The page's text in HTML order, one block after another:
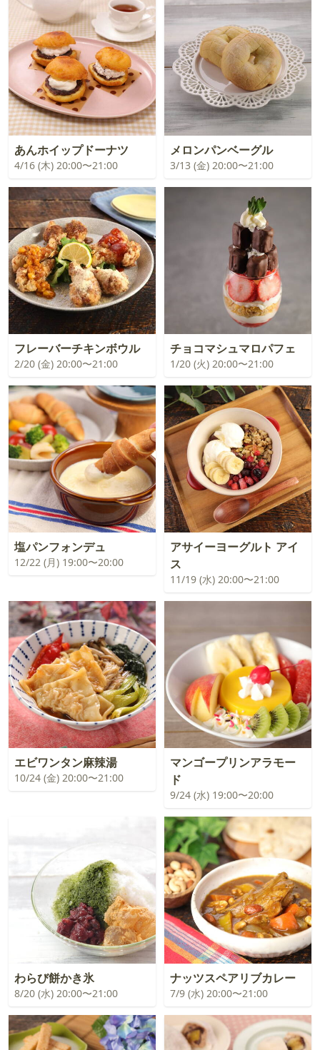
あんホイップドーナツ
4/16 (木) 20:00〜21:00
メロンパンベーグル
3/13 (金) 20:00〜21:00
フレーバーチキンボウル
2/20 (金) 20:00〜21:00
チョコマシュマロパフェ
1/20 (火) 20:00〜21:00
塩パンフォンデュ
12/22 (月) 19:00〜20:00
アサイーヨーグルト アイ
ス
11/19 (水) 20:00〜21:00
エビワンタン麻辣湯
10/24 (金) 20:00〜21:00
マンゴープリンアラモー
ド
9/24 (水) 19:00〜20:00
わらび餅かき氷
8/20 (水) 20:00〜21:00
ナッツスペアリブカレー
7/9 (水) 20:00〜21:00